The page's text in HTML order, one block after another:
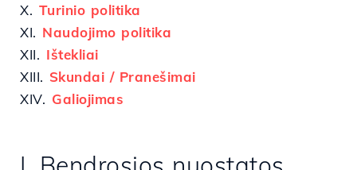
X. Turinio politika
XI. Naudojimo politika
XII. Ištekliai
XIII. Skundai / Pranešimai
XIV. Galiojimas